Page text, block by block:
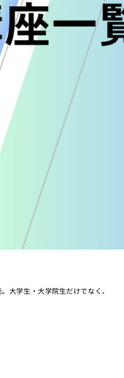
大学生・大学院生だけでなく、